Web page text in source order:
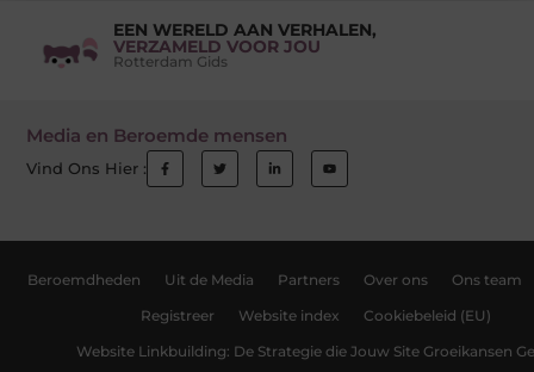
EEN WERELD AAN VERHALEN,
VERZAMELD VOOR JOU
Rotterdam Gids
Media en Beroemde mensen
Vind Ons Hier :
Beroemdheden Uit de Media Partners Over ons Ons team
Registreer Website index Cookiebeleid (EU)
Website Linkbuilding: De Strategie die Jouw Site Groeikansen